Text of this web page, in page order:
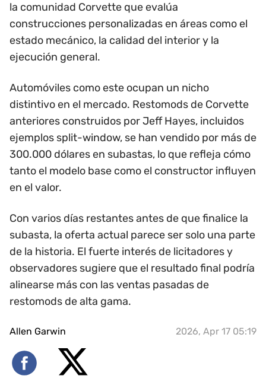
la comunidad Corvette que evalúa
construcciones personalizadas en áreas como el
estado mecánico, la calidad del interior y la
ejecución general.
Automóviles como este ocupan un nicho
distintivo en el mercado. Restomods de Corvette
anteriores construidos por Jeff Hayes, incluidos
ejemplos split-window, se han vendido por más de
300.000 dólares en subastas, lo que refleja cómo
tanto el modelo base como el constructor influyen
en el valor.
Con varios días restantes antes de que finalice la
subasta, la oferta actual parece ser solo una parte
de la historia. El fuerte interés de licitadores y
observadores sugiere que el resultado final podría
alinearse más con las ventas pasadas de
restomods de alta gama.
Allen Garwin 2026, Apr 17 05:19